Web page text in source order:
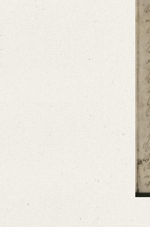
Bamberg, Claudia